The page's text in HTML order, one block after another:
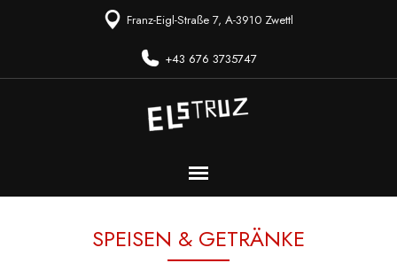
Direkt zum Seiteninhalt
Franz-Eigl-Straße 7, A-3910 Zwettl
+43 676 3735747
Menü überspringen
SPEISEN & GETRÄNKE